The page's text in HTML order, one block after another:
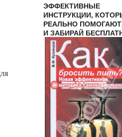
ЭФФЕКТИВНЫЕ
ИНСТРУКЦИИ,
РЕАЛЬНО
И ЗАБИРАЙ